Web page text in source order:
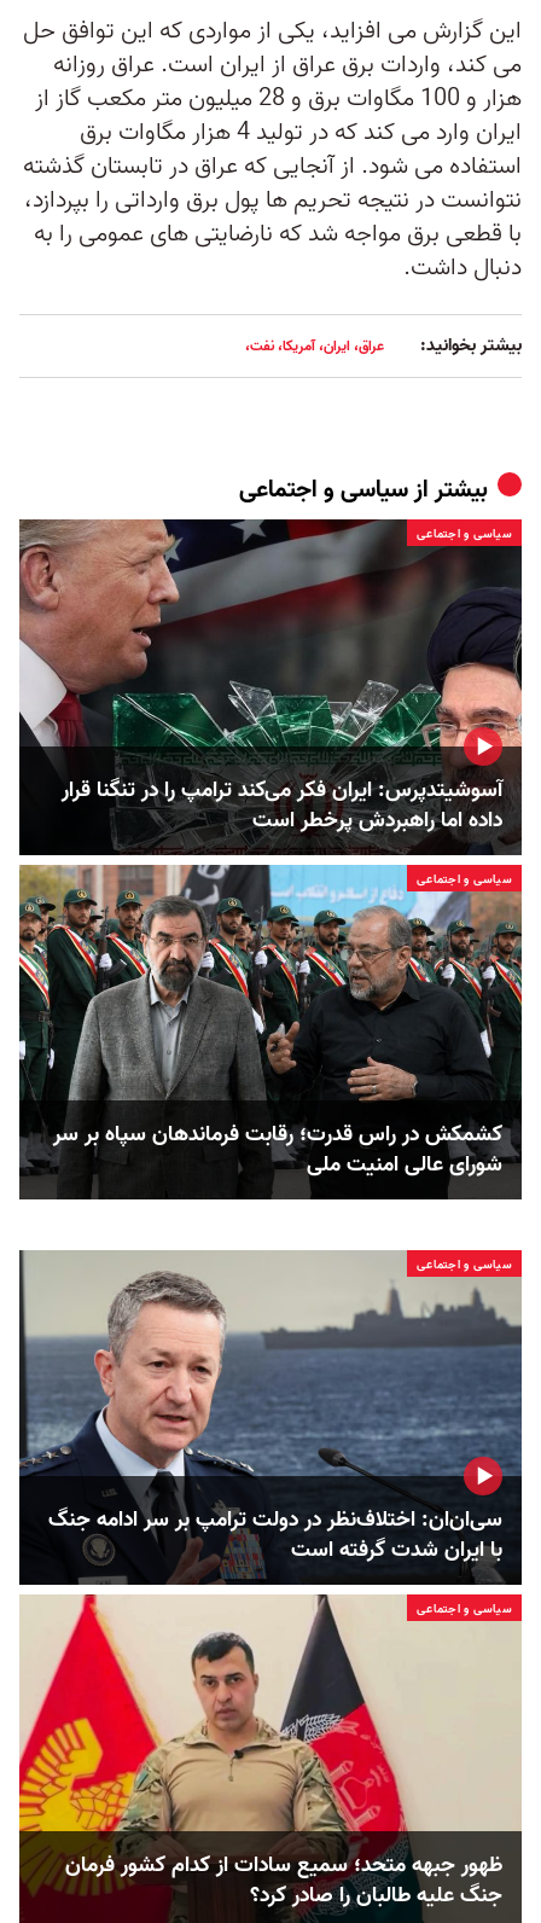
این گزارش می افزاید، یکی از مواردی که این توافق حل
می کند، واردات برق عراق از ایران است. عراق روزانه
هزار و 100 مگاوات برق و 28 میلیون متر مکعب گاز از
ایران وارد می کند که در تولید 4 هزار مگاوات برق
استفاده می شود. از آنجایی که عراق در تابستان گذشته
نتوانست در نتیجه تحریم ها پول برق وارداتی را بپردازد،
با قطعی برق مواجه شد که نارضایتی های عمومی را به
دنبال داشت.
بیشتر بخوانید: عراق، ایران، آمریکا، نفت،
بیشتر ازسیاسی و اجتماعی
سیاسی و اجتماعی
آسوشیتدپرس: ایران فکر می‌کند ترامپ را در تنگنا قرار
داده‌ اما راهبردش پرخطر است
سیاسی و اجتماعی
کشمکش در راس قدرت؛ رقابت فرماندهان سپاه بر سر
شورای عالی امنیت ملی
سیاسی و اجتماعی
سی‌ان‌ان: اختلاف‌نظر در دولت ترامپ بر سر ادامه جنگ
با ایران شدت گرفته است
سیاسی و اجتماعی
ظهور جبهه متحد؛ سمیع سادات از کدام کشور فرمان
جنگ علیه طالبان را صادر کرد؟